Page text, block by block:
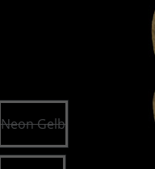
Neon Gelb(Diese Option ist